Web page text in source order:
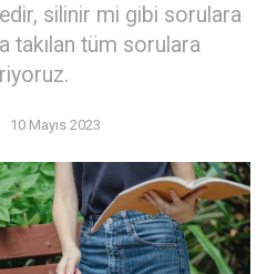
silinir mi gibi sorulara
takılan tüm sorulara
10 Mayıs 2023